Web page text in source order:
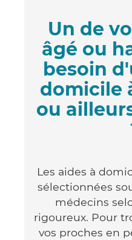
Un de
âgé ou
besoin
domicile
ou
Les aides à
sélectionnées
médecins
rigoureux. Pour
vos proches en